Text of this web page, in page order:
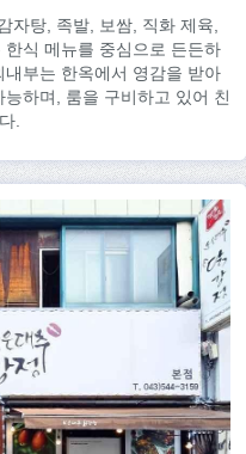
자탕, 족발, 보쌈, 직화 제육,
식 메뉴를 중심으로 든든하
부는 한옥에서 영감을 받아
하며, 룸을 구비하고 있어 친
.